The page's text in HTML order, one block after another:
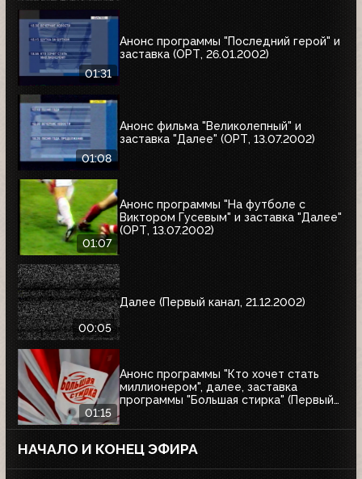
01:31
Анонс программы "Последний герой" и
заставка (ОРТ, 26.01.2002)
01:08
Анонс фильма "Великолепный" и
заставка "Далее" (ОРТ, 13.07.2002)
01:07
Анонс программы "На футболе с
Виктором Гусевым" и заставка "Далее"
(ОРТ, 13.07.2002)
00:05
Далее (Первый канал, 21.12.2002)
01:15
Анонс программы "Кто хочет стать
миллионером", далее, заставка
программы "Большая стирка" (Первый
НАЧАЛО И КОНЕЦ ЭФИРА